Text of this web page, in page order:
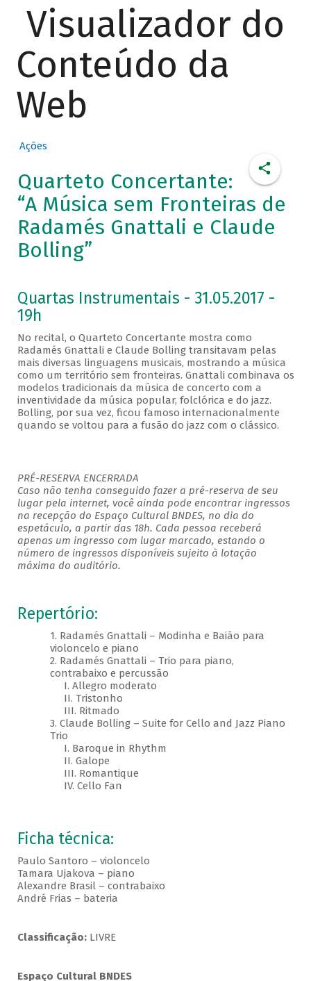
Visualizador do
Conteúdo da
Web
Ações
Quarteto Concertante:
“A Música sem Fronteiras de
Radamés Gnattali e Claude
Bolling”
Quartas Instrumentais - 31.05.2017 -
19h
No recital, o Quarteto Concertante mostra como
Radamés Gnattali e Claude Bolling transitavam pelas
mais diversas linguagens musicais, mostrando a música
como um território sem fronteiras. Gnattali combinava os
modelos tradicionais da música de concerto com a
inventividade da música popular, folclórica e do jazz.
Bolling, por sua vez, ficou famoso internacionalmente
quando se voltou para a fusão do jazz com o clássico.
PRÉ-RESERVA ENCERRADA
Caso não tenha conseguido fazer a pré-reserva de seu
lugar pela internet, você ainda pode encontrar ingressos
na recepção do Espaço Cultural BNDES, no dia do
espetáculo, a partir das 18h. Cada pessoa receberá
apenas um ingresso com lugar marcado, estando o
número de ingressos disponíveis sujeito à lotação
máxima do auditório.
Repertório:
1. Radamés Gnattali – Modinha e Baião para
violoncelo e piano
2. Radamés Gnattali – Trio para piano,
contrabaixo e percussão
I. Allegro moderato
II. Tristonho
III. Ritmado
3. Claude Bolling – Suite for Cello and Jazz Piano
Trio
I. Baroque in Rhythm
II. Galope
III. Romantique
IV. Cello Fan
Ficha técnica:
Paulo Santoro – violoncelo
Tamara Ujakova – piano
Alexandre Brasil – contrabaixo
André Frias – bateria
Classificação:LIVRE
Espaço Cultural BNDES